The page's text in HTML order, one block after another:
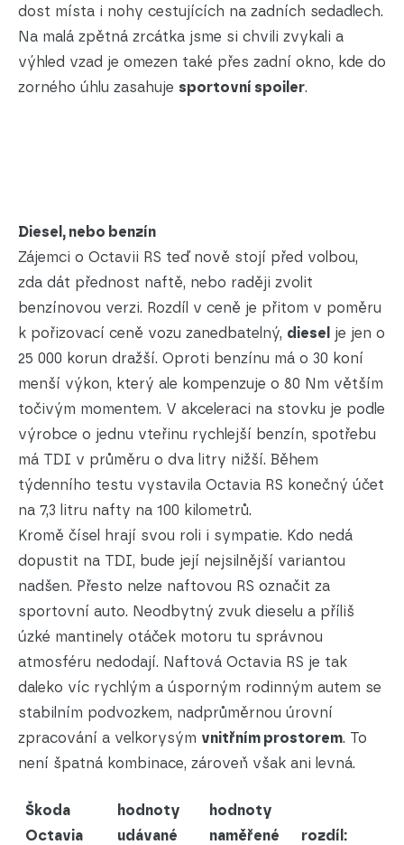
dost místa i nohy cestujících na zadních sedadlech.
Na malá zpětná zrcátka jsme si chvili zvykali a
výhled vzad je omezen také přes zadní okno, kde do
zorného úhlu zasahuje sportovní spoiler.
Diesel, nebo benzín
Zájemci o Octavii RS teď nově stojí před volbou,
zda dát přednost naftě, nebo raději zvolit
benzínovou verzi. Rozdíl v ceně je přitom v poměru
k pořizovací ceně vozu zanedbatelný, diesel je jen o
25 000 korun dražší. Oproti benzínu má o 30 koní
menší výkon, který ale kompenzuje o 80 Nm větším
točivým momentem. V akceleraci na stovku je podle
výrobce o jednu vteřinu rychlejší benzín, spotřebu
má TDI v průměru o dva litry nižší. Během
týdenního testu vystavila Octavia RS konečný účet
na 7,3 litru nafty na 100 kilometrů.
Kromě čísel hrají svou roli i sympatie. Kdo nedá
dopustit na TDI, bude její nejsilnější variantou
nadšen. Přesto nelze naftovou RS označit za
sportovní auto. Neodbytný zvuk dieselu a příliš
úzké mantinely otáček motoru tu správnou
atmosféru nedodají. Naftová Octavia RS je tak
daleko víc rychlým a úsporným rodinným autem se
stabilním podvozkem, nadprůměrnou úrovní
zpracování a velkorysým vnitřním prostorem. To
není špatná kombinace, zároveň však ani levná.
Škoda
Octavia
hodnoty
udávané
hodnoty
naměřené
rozdíl: